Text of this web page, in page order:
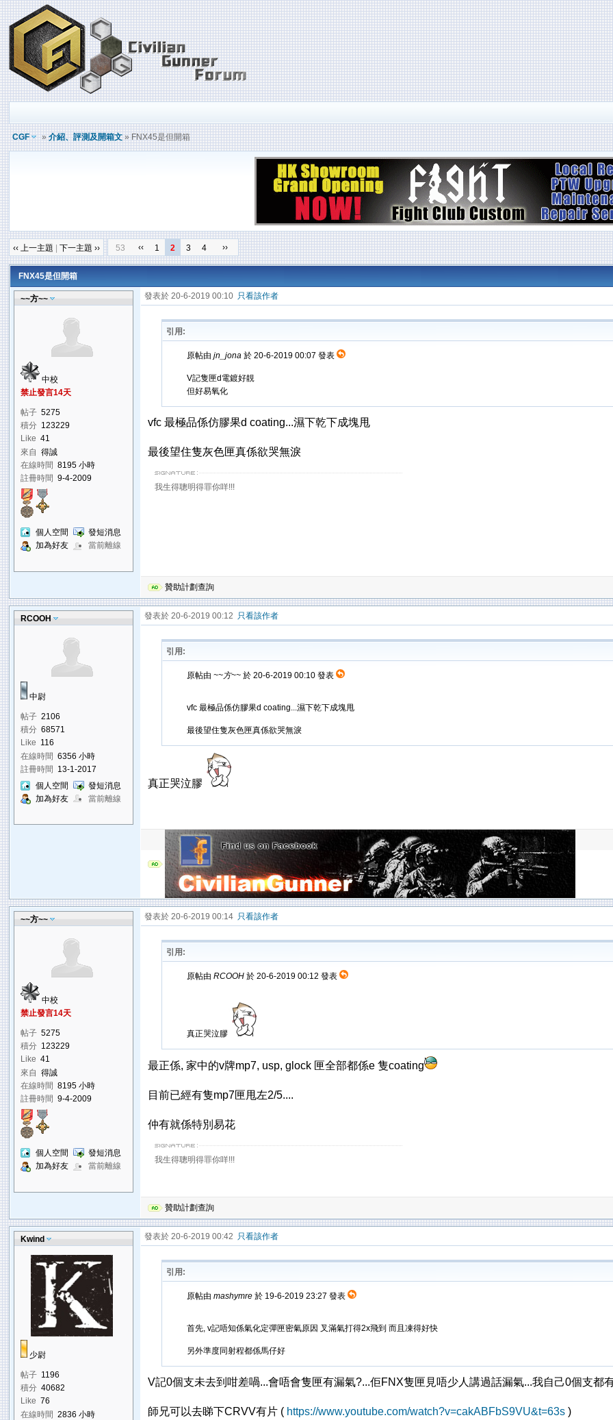
CGF »介紹、評測及開箱文» FNX45是但開箱
‹‹ 上一主題 |下一主題 ›› 53 ‹‹ 1 2 3 4 ››
FNX45是但開箱
~~方~~
中校
禁止發言14天
帖子 5275
積分 123229
Like 41
來自
得誠
在線時間 8195 小時
註冊時間
9-4-2009
個人空間
發短消息
加為好友
當前離線
發表於 20-6-2019 00:10 只看該作者
引用:
原帖由jn_jona 於 20-6-2019 00:07 發表
V記隻匣d電鍍好靚
但好易氧化
vfc 最極品係仿膠果d coating...濕下乾下成塊甩
最後望住隻灰色匣真係欲哭無淚
我生得聰明得罪你咩!!!
贊助計劃查詢
RCOOH
中尉
帖子 2106
積分 68571
Like 116
在線時間 6356 小時
註冊時間 13-1-2017
個人空間
發短消息
加為好友
當前離線
發表於 20-6-2019 00:12 只看該作者
引用:
原帖由~~方~~ 於 20-6-2019 00:10 發表
vfc 最極品係仿膠果d coating...濕下乾下成塊甩
最後望住隻灰色匣真係欲哭無淚
真正哭泣膠
~~方~~
中校
禁止發言14天
帖子 5275
積分 123229
Like 41
來自
得誠
在線時間 8195 小時
註冊時間
9-4-2009
個人空間
發短消息
加為好友
當前離線
發表於 20-6-2019 00:14 只看該作者
引用:
原帖由RCOOH 於 20-6-2019 00:12 發表
真正哭泣膠
最正係, 家中的v牌mp7, usp, glock 匣全部都係e 隻coating
目前已經有隻mp7匣甩左2/5....
仲有就係特別易花
我生得聰明得罪你咩!!!
贊助計劃查詢
Kwind
少尉
帖子 1196
積分 40682
Like 76
在線時間 2836 小時
發表於 20-6-2019 00:42 只看該作者
引用:
原帖由mashymre 於 19-6-2019 23:27 發表
首先, v記唔知係氣化定彈匣密氣原因 叉滿氣打得2x飛到 而且凍得好快
另外準度同射程都係馬仔好
V記0個支未去到咁差喎...會唔會隻匣有漏氣?...佢FNX隻匣見唔少人講過話漏氣...我自己0個支都
師兄可以去睇下CRVV有片 ( https://www.youtube.com/watch?v=cakABFbS9VU&t=63s )